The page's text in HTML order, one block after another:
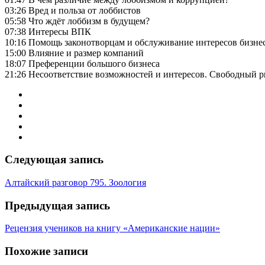
03:26 Вред и польза от лоббистов
05:58 Что ждёт лоббизм в будущем?
07:38 Интересы ВПК
10:16 Помощь законотворцам и обслуживание интересов
15:00 Влияние и размер компаний
18:07 Преференции большого бизнеса
21:26 Несоответствие возможностей и интересов. Свободный
Следующая запись
Алтайский разговор 795. Зоология
Предыдущая запись
Рецензия учеников на книгу «Американские нации»
Похожие записи